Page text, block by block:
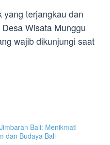
yang terjangkau dan
Wisata Munggu
wajib dikunjungi saat
Bali: Menikmati
dan Budaya Bali